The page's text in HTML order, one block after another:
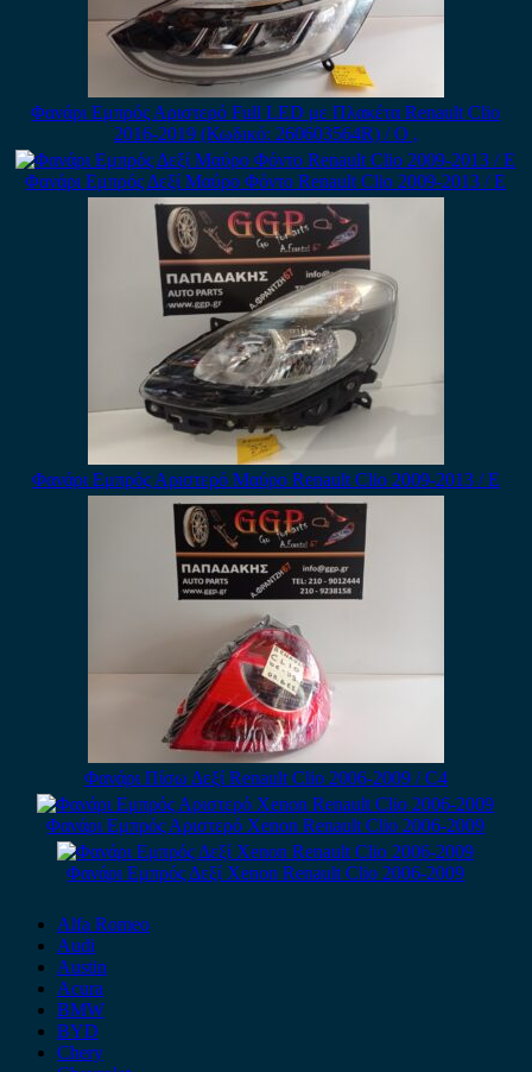
Φανάρι Εμπρός Αριστερό Full LED με Πλακέτα Renault Clio
2016-2019 (Κωδικό: 260603564R) / Ο ,
Φανάρι Εμπρός Δεξί Μαύρο Φόντο Renault Clio 2009-2013 / Ε
Φανάρι Εμπρός Αριστερό Μαύρο Renault Clio 2009-2013 / Ε
Φανάρι Πίσω Δεξί Renault Clio 2006-2009 / C4
Φανάρι Εμπρός Αριστερό Xenon Renault Clio 2006-2009
Φανάρι Εμπρός Δεξί Xenon Renault Clio 2006-2009
Alfa Romeo
Audi
Austin
Acura
BMW
BYD
Chery